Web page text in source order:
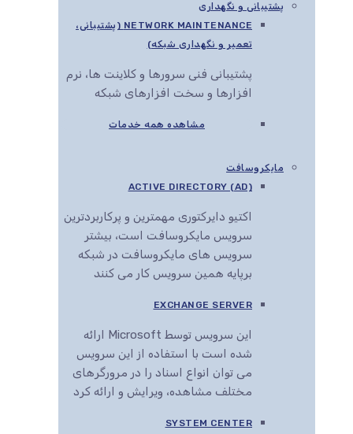
پشتیبانی و نگهداری
NETWORK MAINTENANCE (پشتیبانی،
تعمیر و نگهداری شبکه)
پشتیبانی فنی سرورها و کلاینت ها، نرم
افزارها و سخت افزارهای شبکه
مشاهده همه خدمات
مایکروسافت
ACTIVE DIRECTORY (AD)
اکتیو دایرکتوری مهمترین و پرکاربردترین
سرویس مایکروسافت است، بیشتر
سرویس های مایکروسافت در شبکه
برپایه همین سرویس کار می کنند
EXCHANGE SERVER
این سرویس توسط Microsoft ارائه
شده است با استفاده از این سرویس
می توان انواع اسناد را در مرورگرهای
مختلف مشاهده، ویرایش و ارائه کرد
SYSTEM CENTER